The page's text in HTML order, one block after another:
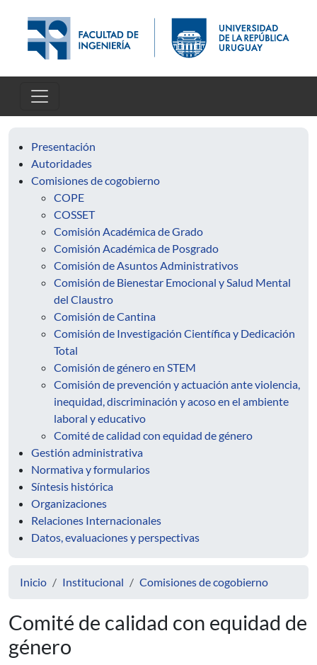
Presentación
Autoridades
Comisiones de cogobierno
COPE
COSSET
Comisión Académica de Grado
Comisión Académica de Posgrado
Comisión de Asuntos Administrativos
Comisión de Bienestar Emocional y Salud Mental
del Claustro
Comisión de Cantina
Comisión de Investigación Científica y Dedicación
Total
Comisión de género en STEM
Comisión de prevención y actuación ante violencia,
inequidad, discriminación y acoso en el ambiente
laboral y educativo
Comité de calidad con equidad de género
Gestión administrativa
Normativa y formularios
Síntesis histórica
Organizaciones
Relaciones Internacionales
Datos, evaluaciones y perspectivas
Inicio Institucional Comisiones de cogobierno
Comité de calidad con equidad de
género